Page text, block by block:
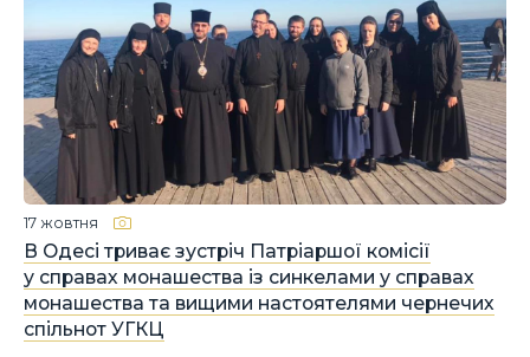
В Одесі триває зустріч Патріаршої комісії
у справах монашества із синкелами у справах
монашества та вищими настоятелями чернечих
спільнот УГКЦ
17 жовтня